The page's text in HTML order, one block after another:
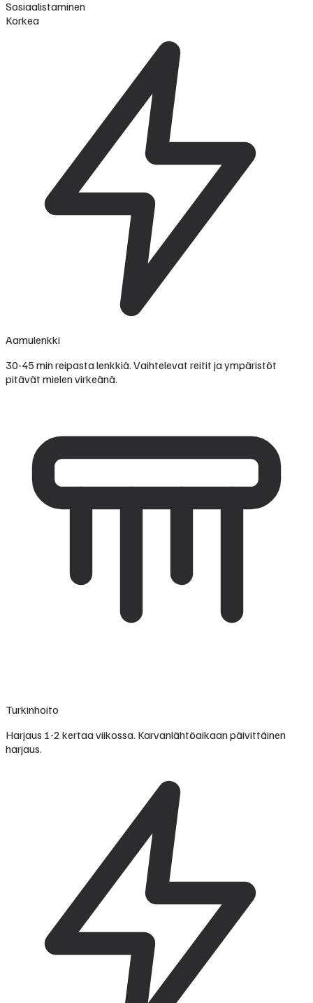
Sosiaalistaminen
Korkea
Aamulenkki
30-45 min reipasta lenkkiä. Vaihtelevat reitit ja ympäristöt
pitävät mielen virkeänä.
Turkinhoito
Harjaus 1-2 kertaa viikossa. Karvanlähtöaikaan päivittäinen
harjaus.